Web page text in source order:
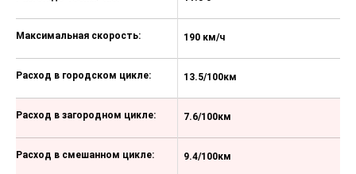
номерного знака
Рулевое колесо с отделкой
экокожей
Регулировка положения руля по
углу наклона и по вылету
Многофункциональное рулевое
колесо с возможностью
управления мультимедиа и
телефоном
Максимальная скорость:
Расход в городском цикле:
Расход в загородном цикле:
Расход в смешанном цикле:
190 км/ч
13.5/100км
7.6/100км
9.4/100км